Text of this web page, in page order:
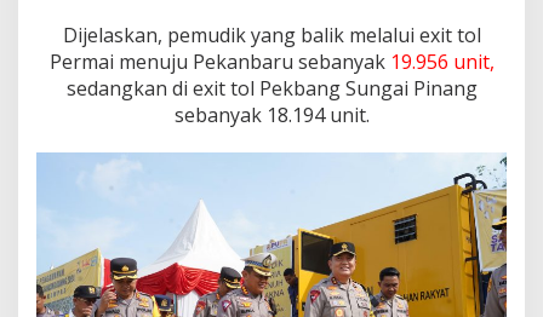
Dijelaskan, pemudik yang balik melalui exit tol
Permai menuju Pekanbaru sebanyak 19.956 unit,
sedangkan di exit tol Pekbang Sungai Pinang
sebanyak 18.194 unit.